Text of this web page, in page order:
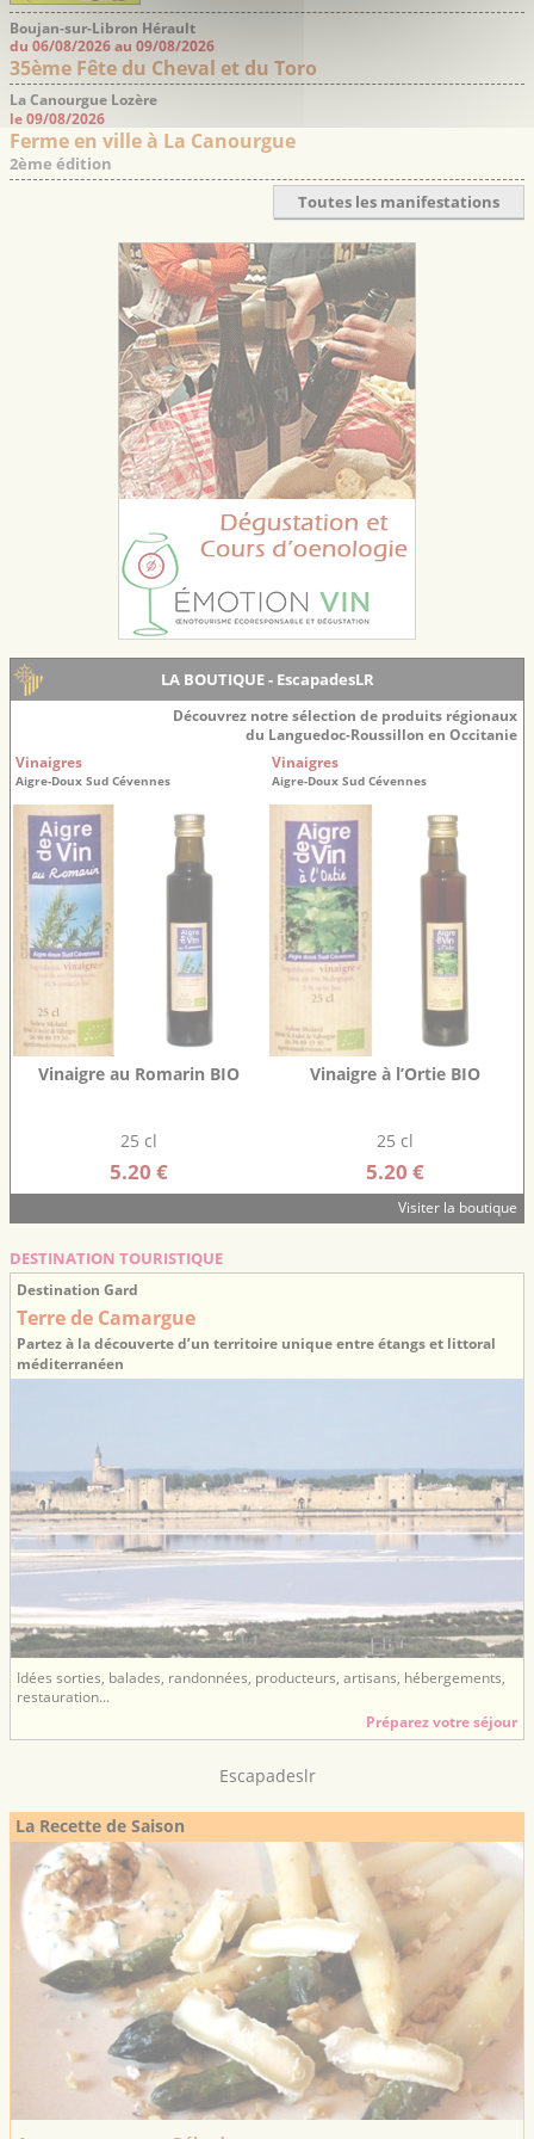
Boujan-sur-Libron Hérault
du 06/08/2026 au 09/08/2026
35ème Fête du Cheval et du Toro
La Canourgue Lozère
le 09/08/2026
Ferme en ville à La Canourgue
2ème édition
Toutes les manifestations
LA BOUTIQUE - EscapadesLR
Découvrez notre sélection de produits régionaux
du Languedoc-Roussillon en Occitanie
Vinaigres
Aigre-Doux Sud Cévennes
Vinaigre au Romarin BIO
25 cl
5.20 €
Vinaigres
Aigre-Doux Sud Cévennes
Vinaigre à l’Ortie BIO
25 cl
5.20 €
Visiter la boutique
DESTINATION TOURISTIQUE
Destination Gard
Terre de Camargue
Partez à la découverte d’un territoire unique entre étangs et littoral
méditerranéen
Idées sorties, balades, randonnées, producteurs, artisans, hébergements,
restauration...
Préparez votre séjour
Escapadeslr
La Recette de Saison